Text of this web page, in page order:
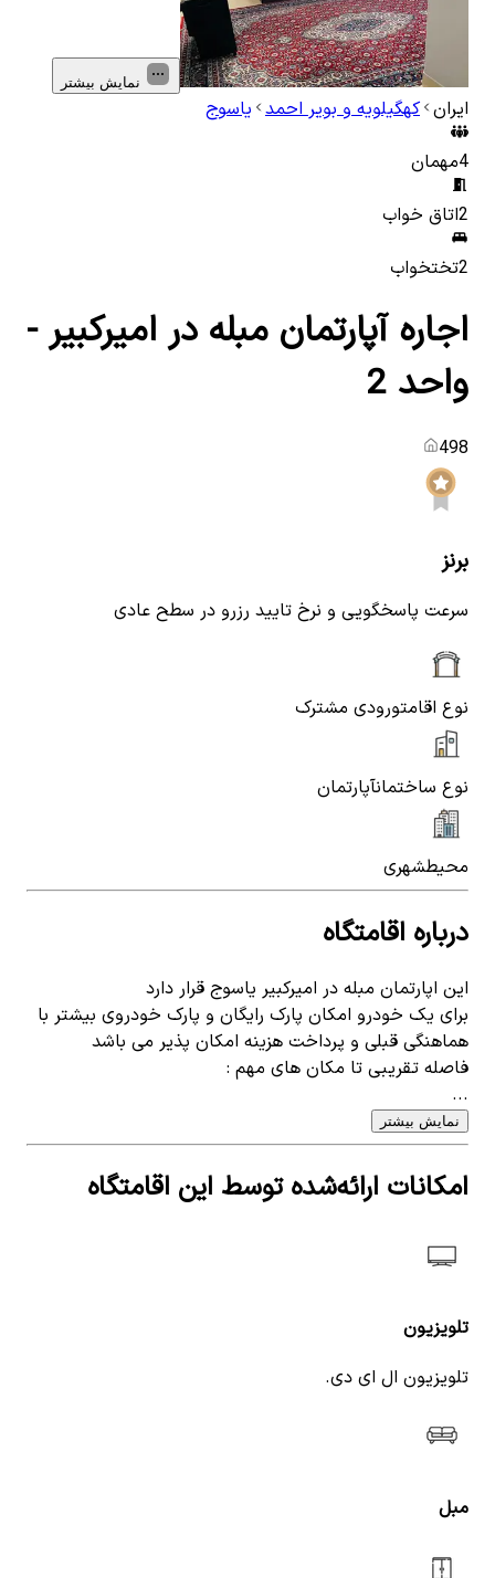
نمایش بیشتر
ایران کهگیلویه و بویر احمد یاسوج
4مهمان
2اتاق خواب
2تختخواب
اجاره آپارتمان مبله در امیرکبیر -
واحد 2
498
برنز
سرعت پاسخگویی و نرخ تایید رزرو در سطح عادی
نوع اقامتورودی مشترک
نوع ساختمانآپارتمان
محیطشهری
درباره اقامتگاه
این اپارتمان مبله در امیرکبیر یاسوج قرار دارد
برای یک خودرو امکان پارک رایگان و پارک خودروی بیشتر با
هماهنگی قبلی و پرداخت هزینه امکان پذیر می باشد
فاصله تقریبی تا مکان های مهم :
...
نمایش بیشتر
امکانات ارائه‌شده توسط این اقامتگاه
تلویزیون
تلویزیون ال ای دی.
مبل